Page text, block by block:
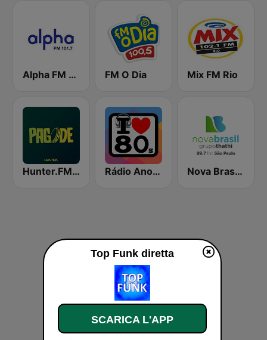
Alpha FM 101.7 FM O Dia Mix FM Rio
Hunter.FM - Pagode Rádio Anos 80 Nova Brasil 89.7 SP
Top Funk diretta
SCARICA L'APP